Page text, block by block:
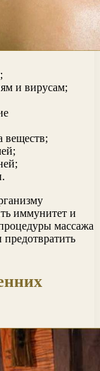
и вирусам;
веществ;
иммунитет и
массажа